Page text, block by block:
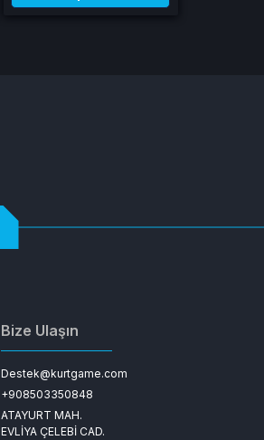
Bize Ulaşın
Destek@kurtgame.com
+908503350848
ATAYURT MAH.
EVLİYA ÇELEBİ CAD.